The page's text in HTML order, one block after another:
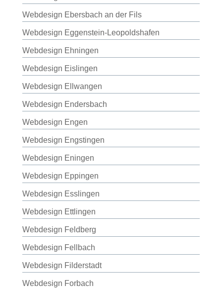
Webdesign Ebersbach an der Fils
Webdesign Eggenstein-Leopoldshafen
Webdesign Ehningen
Webdesign Eislingen
Webdesign Ellwangen
Webdesign Endersbach
Webdesign Engen
Webdesign Engstingen
Webdesign Eningen
Webdesign Eppingen
Webdesign Esslingen
Webdesign Ettlingen
Webdesign Feldberg
Webdesign Fellbach
Webdesign Filderstadt
Webdesign Forbach